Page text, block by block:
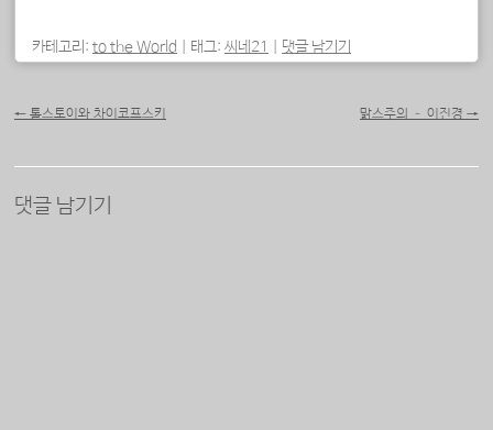
중...
카테고리: to the World 태그: 씨네21 댓글 남기기
← 톨스토이와 차이코프스키 맑스주의 – 이진경 →
댓글 남기기